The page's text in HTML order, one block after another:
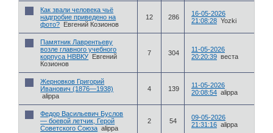
Как звали человека чьё
надгробие приведено на
фото? Евгений Козионов
12 286
16-05-2026
21:08:28 Yozki
Памятник Лаврентьеву
возле главного учебного
корпуса НВВКУ Евгений
Козионов
7 304
11-05-2026
20:20:39 веста
Жерновков Григорий
Иванович (1876—1938)
alippa
4 139
11-05-2026
20:08:54 alippa
Федор Васильевич Буслов
— боевой летчик, Герой
Советского Союза alippa
2 54
09-05-2026
21:31:16 alippa